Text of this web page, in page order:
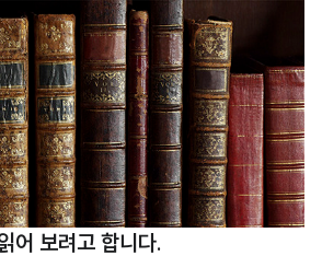
교는 참 잘하면서, 나와 다른 생각에 대한 건강한
을 찾아보기는 어렵다. 여기서 한 가지 짚고 넘어
비판은 다르다고 생각하는데, 전자는 구체적인 해결
없이 단순한 현재 상황에 대한 불만족을 표현하는
그 불만족스러운 상황에서 문제점이 무엇이며 그것
결할 수 있을 것인지에 대한 충분한 고민 후 의견을
보려고 합니다.